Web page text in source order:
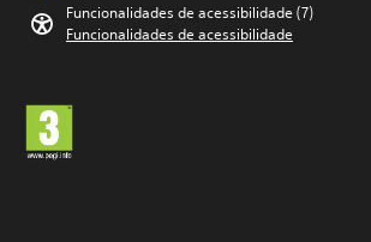
Funcionalidades de acessibilidade (7)
Funcionalidades de acessibilidade